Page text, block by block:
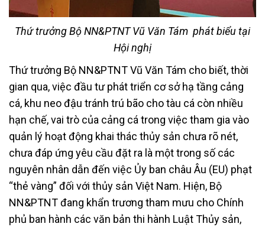
Thứ trưởng Bộ NN&PTNT Vũ Văn Tám phát biểu tại
Hội nghị
Thứ trưởng Bộ NN&PTNT Vũ Văn Tám cho biết, thời
gian qua, việc đầu tư phát triển cơ sở hạ tầng cảng
cá, khu neo đậu tránh trú bão cho tàu cá còn nhiều
hạn chế, vai trò của cảng cá trong việc tham gia vào
quản lý hoạt động khai thác thủy sản chưa rõ nét,
chưa đáp ứng yêu cầu đặt ra là một trong số các
nguyên nhân dẫn đến việc Ủy ban châu Âu (EU) phạt
“thẻ vàng” đối với thủy sản Việt Nam. Hiện, Bộ
NN&PTNT đang khẩn trương tham mưu cho Chính
phủ ban hành các văn bản thi hành Luật Thủy sản,